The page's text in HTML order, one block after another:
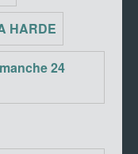
HARDE
24